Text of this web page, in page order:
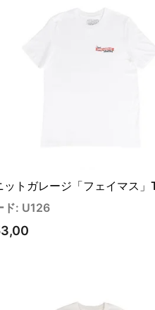
ットガレージ「フェイマス」
ド: U126